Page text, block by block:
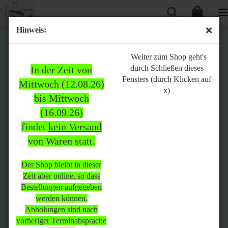
Hinweis:
In der Zeit von
Mittwoch (12.08.26)
bis Mittwoch
(16.09.26)
findet kein Versand
von Waren statt.
Der Shop bleibt in dieser
Zeit aber online, so dass
Bestellungen aufgegeben
werden können.
Abholungen sind nach
vorheriger Terminabsprache
Weiter zum Shop geht's
durch Schließen dieses
Fensters (durch Klicken auf
x)
Bitte
beachten:
In der Zeit von Mittwoch
(12.08.26) bis Mittwoch
(16.09.26)
statt.
Der Shop bleibt in dieser Zeit
aber online, so dass
Bestellungen aufgegeben
werden können.